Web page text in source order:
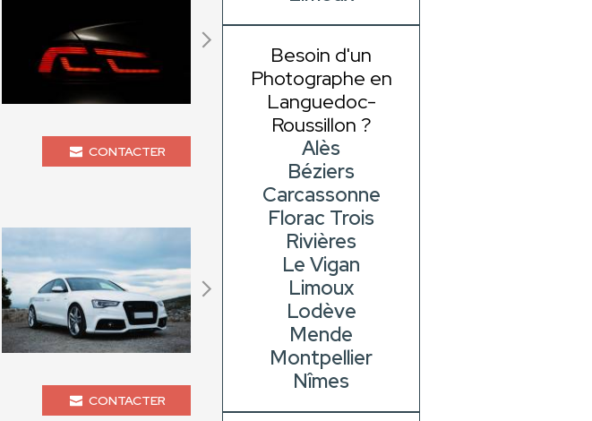
CONTACTER
CONTACTER
Besoin d'un
Photographe en
Languedoc-
Roussillon ?
Alès
Béziers
Carcassonne
Florac Trois
Rivières
Le Vigan
Limoux
Lodève
Mende
Montpellier
Nîmes